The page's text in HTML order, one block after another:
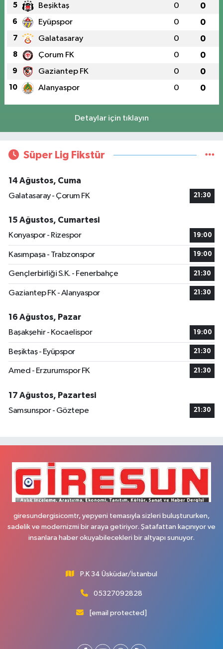
5 Beşiktaş 0 0
6 Eyüpspor 0 0
7 Galatasaray 0 0
8 Çorum FK 0 0
9 Gaziantep FK 0 0
10 Alanyaspor 0 0
Detaylar için tıklayın
Süper Lig Fikstür
14 Ağustos, Cuma
Galatasaray - Çorum FK
21:30
15 Ağustos, Cumartesi
Konyaspor - Rizespor
19:00
Kasımpaşa - Trabzonspor 19:00
Gençlerbirliği S.K. - Fenerbahçe 21:30
Gaziantep FK - Alanyaspor 21:30
16 Ağustos, Pazar
Başakşehir - Kocaelispor
19:00
Beşiktaş - Eyüpspor 21:30
Amed - Erzurumspor FK 21:30
17 Ağustos, Pazartesi
Samsunspor - Göztepe
21:30
giresundergisicomtr, yepyeni temasıyla sizleri buluştururken,
sadelik ve modernizmi bir araya getiriyor. Şatafattan kaçınıyor ve
insanlara haber okuyabilecekleri bir altyapı sunuyor.
P.K 34 Üsküdar/İstanbul
05327092828
[email protected]